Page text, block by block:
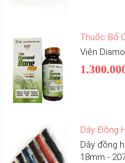
Thuốc Bổ
Viên
Dây Đồng
Dây đồng
18mm -